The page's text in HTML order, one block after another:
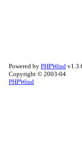
Powered by PHPWind
Copyright © 2003-04
PHPWind